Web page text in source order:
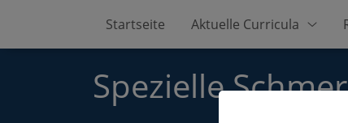
Startseite Aktuelle Curricula
Spezielle